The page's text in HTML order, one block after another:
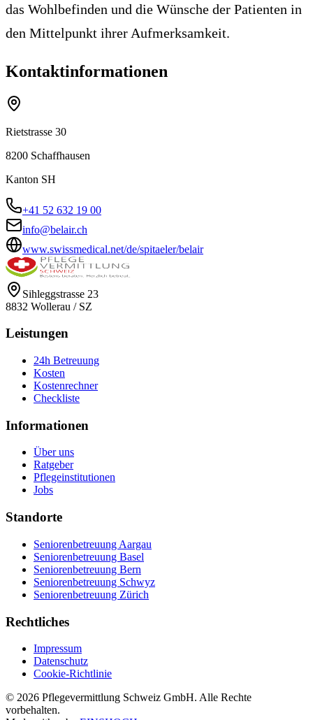
das Wohlbefinden und die Wünsche der Patienten in
den Mittelpunkt ihrer Aufmerksamkeit.
Kontaktinformationen
Rietstrasse 30
8200 Schaffhausen
Kanton SH
+41 52 632 19 00
info@belair.ch
www.swissmedical.net/de/spitaeler/belair
Sihleggstrasse 23
8832 Wollerau / SZ
Leistungen
24h Betreuung
Kosten
Kostenrechner
Checkliste
Informationen
Über uns
Ratgeber
Pflegeinstitutionen
Jobs
Standorte
Seniorenbetreuung Aargau
Seniorenbetreuung Basel
Seniorenbetreuung Bern
Seniorenbetreuung Schwyz
Seniorenbetreuung Zürich
Rechtliches
Impressum
Datenschutz
Cookie-Richtlinie
© 2026 Pflegevermittlung Schweiz GmbH. Alle Rechte
vorbehalten.